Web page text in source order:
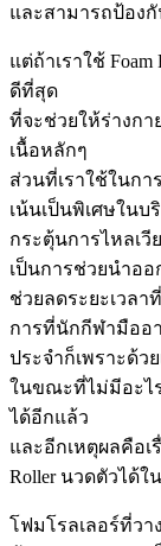
และสามารถป้องกั
แต่ถ้าเราใช้ Foam
ดีที่สุด
ที่จะช่วยให้ร่างก
เนื้อหลักๆ
ส่วนที่เราใช้ในก
เน้นเป็นพิเศษใน
กระตุ้นการไหลเ
เป็นการช่วยนำออ
ช่วยลดระยะเวล
การที่นักกีฬามืออ
ประจำก็เพราะด้ว
ในขณะที่ไม่มีอะไ
ได้อีกแล้ว
และอีกเหตุผลคือเ
Roller นวดตัวได้
โฟมโรลเลอร์ที่วา